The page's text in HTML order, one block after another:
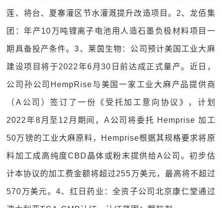
莲、将台、夏寨灌区节水灌溉提升改造项目。2、龙佰集
团：年产10万吨锂离子电池用人造石墨负极材料项目一
期具备投产条件。3、莱茵生物：公司预计美国工业大麻
建设项目将于2022年6月30日前达成正式量产。近日，
公司孙公司HempRise与美国一家工业大麻产品提供商
（A公司）签订了一份《受托加工意向协议》，计划
2022年8月至12月期间，A公司将委托 Hemprise 加工
50万镑的工业大麻原料，Hemprise根据其规格要求将原
料加工成高纯度CBD晶体或粉末提供给A公司。初步估
计本协议的加工费金额将超过255万美元，最高将不超过
570万美元。4、红日药业：全资子公司北京康仁堂通过